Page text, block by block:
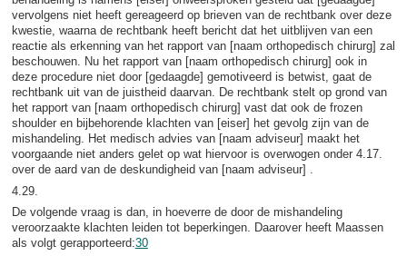
vervolgens niet heeft gereageerd op brieven van de rechtbank over deze
kwestie, waarna de rechtbank heeft bericht dat het uitblijven van een
reactie als erkenning van het rapport van [naam orthopedisch chirurg] zal
beschouwen. Nu het rapport van [naam orthopedisch chirurg] ook in
deze procedure niet door [gedaagde] gemotiveerd is betwist, gaat de
rechtbank uit van de juistheid daarvan. De rechtbank stelt op grond van
het rapport van [naam orthopedisch chirurg] vast dat ook de frozen
shoulder en bijbehorende klachten van [eiser] het gevolg zijn van de
mishandeling. Het medisch advies van [naam adviseur] maakt het
voorgaande niet anders gelet op wat hiervoor is overwogen onder 4.17.
over de aard van de deskundigheid van [naam adviseur] .
4.29.
De volgende vraag is dan, in hoeverre de door de mishandeling
veroorzaakte klachten leiden tot beperkingen. Daarover heeft Maassen
als volgt gerapporteerd:30